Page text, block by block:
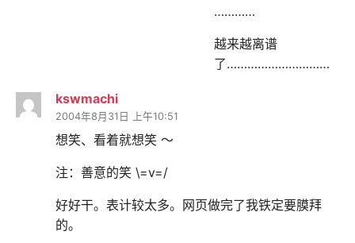
…………
越来越离谱
了…………………………
kswmachi
2004年8月31日 上午10:51
想笑、看着就想笑 ～
注：善意的笑 \=v=/
好好干。表计较太多。网页做完了我铁定要膜拜
的。